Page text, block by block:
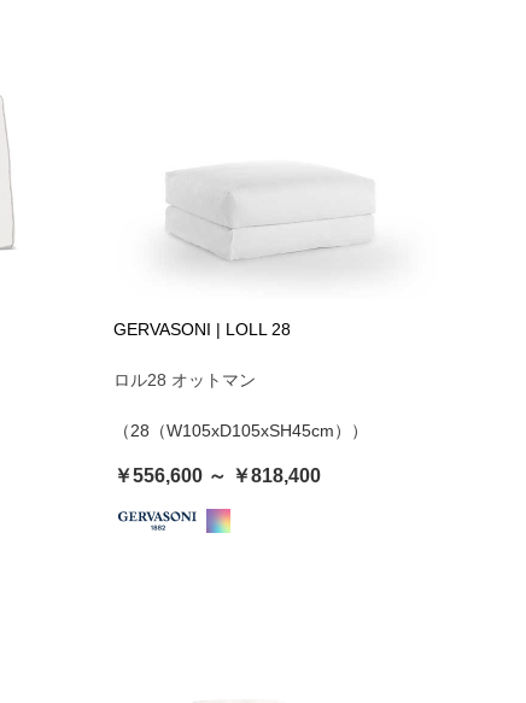
GERVASONI | LOLL 28
ロル28 オットマン
（28（W105xD105xSH45cm））
￥556,600 ～ ￥818,400